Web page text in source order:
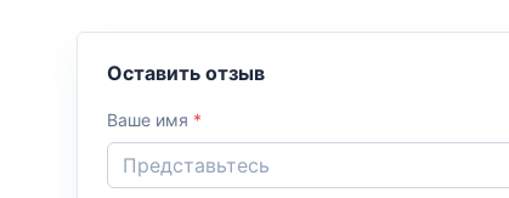
Оставить отзыв
Ваше имя *